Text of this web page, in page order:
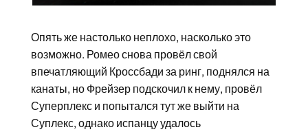
Опять же настолько неплохо, насколько это
возможно. Ромео снова провёл свой
впечатляющий Кроссбади за ринг, поднялся на
канаты, но Фрейзер подскочил к нему, провёл
Суперплекс и попытался тут же выйти на
Суплекс, однако испанцу удалось